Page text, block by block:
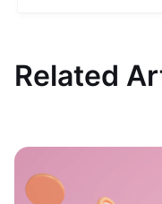
Related